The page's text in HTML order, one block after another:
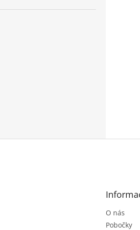
O nás
Pobočky